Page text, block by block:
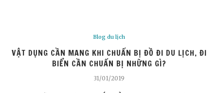
Blog du lịch
VẬT DỤNG CẦN MANG KHI CHUẨN BỊ ĐỒ ĐI DU LỊCH, ĐI
BIỂN CẦN CHUẨN BỊ NHỮNG GÌ?
31/01/2019